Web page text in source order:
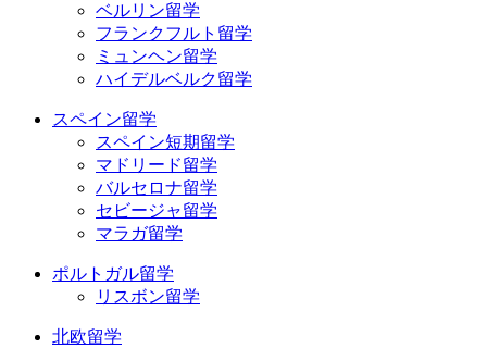
ベルリン留学
フランクフルト留学
ミュンヘン留学
ハイデルベルク留学
スペイン留学
スペイン短期留学
マドリード留学
バルセロナ留学
セビージャ留学
マラガ留学
ポルトガル留学
リスボン留学
北欧留学